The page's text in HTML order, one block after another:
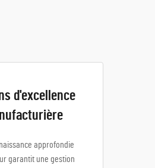
d'excellence
approfondie
garantit une gestion